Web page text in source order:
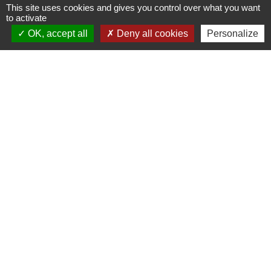
Signaler une erreur sur cette page
This site uses cookies and gives you control over what you want
to activate
OK, accept all
Deny all cookies Personalize